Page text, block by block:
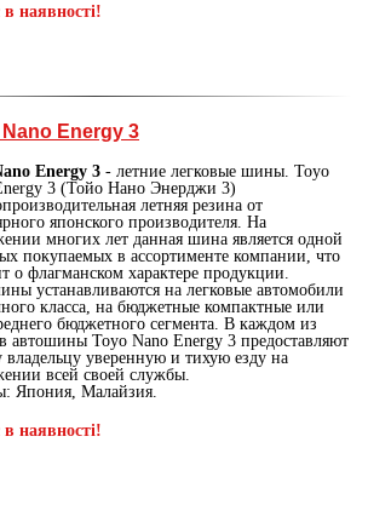
наявності!
Energy 3
Energy 3 - летние легковые шины. Toyo
3 (Тойо Нано Энерджи 3)
летняя резина от
японского производителя. На
многих лет данная шина является одной
покупаемых в ассортименте компании, что
о флагманском характере продукции.
устанавливаются на легковые автомобили
класса, на бюджетные компактные или
бюджетного сегмента. В каждом из
автошины Toyo Nano Energy 3 предоставляют
владельцу уверенную и тихую езду на
всей своей службы.
Япония, Малайзия.
наявності!